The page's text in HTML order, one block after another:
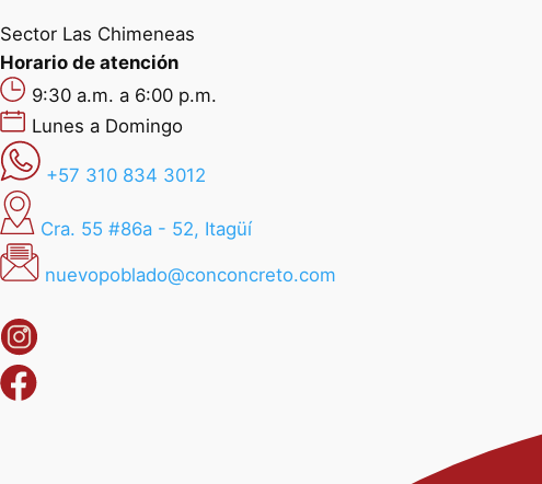
Sector Las Chimeneas
Horario de atención
9:30 a.m. a 6:00 p.m.
Lunes a Domingo
+57 310 834 3012
Cra. 55 #86a - 52, Itagüí
nuevopoblado@conconcreto.com